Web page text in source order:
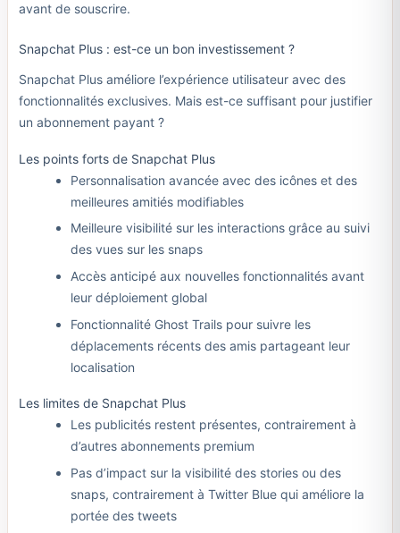
avant de souscrire.
Snapchat Plus : est-ce un bon investissement ?
Snapchat Plus améliore l’expérience utilisateur avec des
fonctionnalités exclusives. Mais est-ce suffisant pour justifier
un abonnement payant ?
Les points forts de Snapchat Plus
Personnalisation avancée avec des icônes et des
meilleures amitiés modifiables
Meilleure visibilité sur les interactions grâce au suivi
des vues sur les snaps
Accès anticipé aux nouvelles fonctionnalités avant
leur déploiement global
Fonctionnalité Ghost Trails pour suivre les
déplacements récents des amis partageant leur
localisation
Les limites de Snapchat Plus
Les publicités restent présentes, contrairement à
d’autres abonnements premium
Pas d’impact sur la visibilité des stories ou des
snaps, contrairement à Twitter Blue qui améliore la
portée des tweets